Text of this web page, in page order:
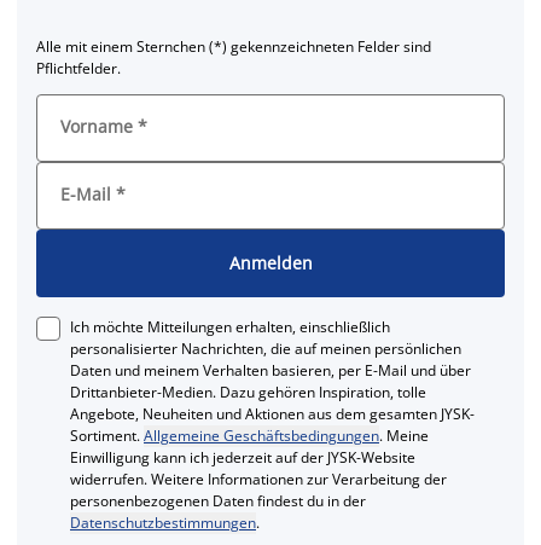
Alle mit einem Sternchen (*) gekennzeichneten Felder sind
Pflichtfelder.
Vorname *
E-Mail *
Anmelden
Ich möchte Mitteilungen erhalten, einschließlich
personalisierter Nachrichten, die auf meinen persönlichen
Daten und meinem Verhalten basieren, per E-Mail und über
Drittanbieter-Medien. Dazu gehören Inspiration, tolle
Angebote, Neuheiten und Aktionen aus dem gesamten JYSK-
Sortiment.Allgemeine Geschäftsbedingungen. Meine
Einwilligung kann ich jederzeit auf der JYSK-Website
widerrufen. Weitere Informationen zur Verarbeitung der
personenbezogenen Daten findest du in der
Datenschutzbestimmungen.